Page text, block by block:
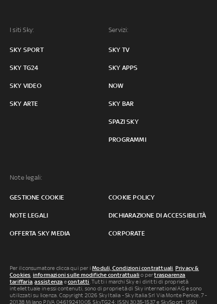
I siti Sky:
SKY SPORT
SKY TG24
SKY VIDEO
SKY ARTE
Servizi:
SKY TV
SKY APPS
NOW
SKY BAR
SPAZI SKY
PROGRAMMI
Note legali:
GESTIONE COOKIE COOKIE POLICY
NOTE LEGALI DICHIARAZIONE DI ACCESSIBILITÀ
OFFERTA SKY MEDIA CORPORATE
Per il consumatore clicca qui per iModuli, Condizioni contrattuali, Privacy &
Cookies, informazioni sulle modifiche contrattuali o pertrasparenza
tariffaria,assistenza econtatti. Tutti i marchi Sky e i diritti di proprietà
intellettuale in essi contenuti, sono di proprietà di Sky international AG e sono
utilizzati su licenza. Copyright 2026 Sky Italia - Sky Italia Srl Via Monte Penice, 7 -
20138 Milano P.IVA 04619241005. SkyTG24: ISSN 3035-1537 e SkySport: ISSN